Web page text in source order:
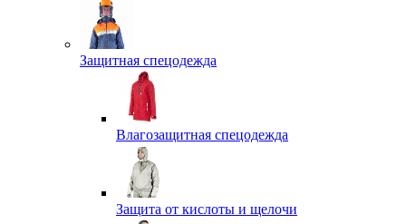
Защитная спецодежда
Влагозащитная спецодежда
Защита от кислоты и щелочи